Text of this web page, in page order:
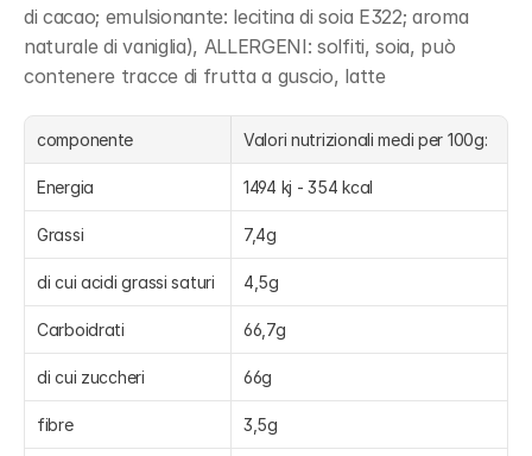
di cacao; emulsionante: lecitina di soia E322; aroma
naturale di vaniglia), ALLERGENI: solfiti, soia, può
contenere tracce di frutta a guscio, latte
componente Valori nutrizionali medi per 100g:
Energia 1494 kj - 354 kcal
Grassi 7,4g
di cui acidi grassi saturi 4,5g
Carboidrati 66,7g
di cui zuccheri 66g
fibre 3,5g